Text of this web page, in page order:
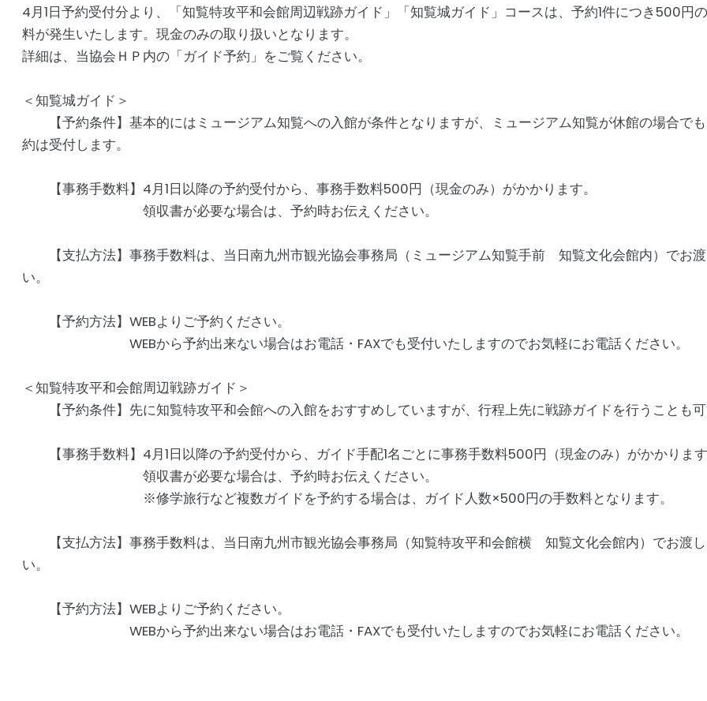
4月1日予約受付分より、「知覧特攻平和会館周辺戦跡ガイド」「知覧城ガイド」コースは、予約1件につき500円
料が発生いたします。現金のみの取り扱いとなります。
詳細は、当協会ＨＰ内の「ガイド予約」をご覧ください。
＜知覧城ガイド＞
【予約条件】基本的にはミュージアム知覧への入館が条件となりますが、ミュージアム知覧が休館の場合で
約は受付します。
【事務手数料】4月1日以降の予約受付から、事務手数料500円（現金のみ）がかかります。
領収書が必要な場合は、予約時お伝えください。
【支払方法】事務手数料は、当日南九州市観光協会事務局（ミュージアム知覧手前 知覧文化会館内）でお
い。
【予約方法】WEBよりご予約ください。
WEBから予約出来ない場合はお電話・FAXでも受付いたしますのでお気軽にお電話ください。
＜知覧特攻平和会館周辺戦跡ガイド＞
【予約条件】先に知覧特攻平和会館への入館をおすすめしていますが、行程上先に戦跡ガイドを行うことも
【事務手数料】4月1日以降の予約受付から、ガイド手配1名ごとに事務手数料500円（現金のみ）がかかりま
領収書が必要な場合は、予約時お伝えください。
※修学旅行など複数ガイドを予約する場合は、ガイド人数×500円の手数料となります。
【支払方法】事務手数料は、当日南九州市観光協会事務局（知覧特攻平和会館横 知覧文化会館内）でお渡
い。
【予約方法】WEBよりご予約ください。
WEBから予約出来ない場合はお電話・FAXでも受付いたしますのでお気軽にお電話ください。